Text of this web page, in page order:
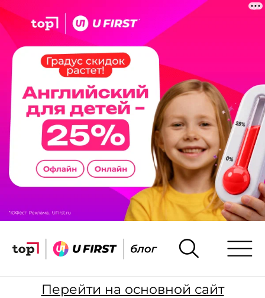
Перейти на основной сайт